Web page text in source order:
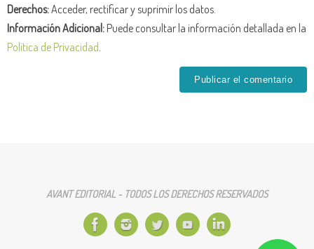
Derechos:Acceder, rectificar y suprimir los datos.
Información Adicional:Puede consultar la información detallada en la
Política de Privacidad
AVANT EDITORIAL - TODOS LOS DERECHOS RESERVADOS